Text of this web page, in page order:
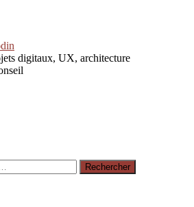
digitaux, UX, architecture